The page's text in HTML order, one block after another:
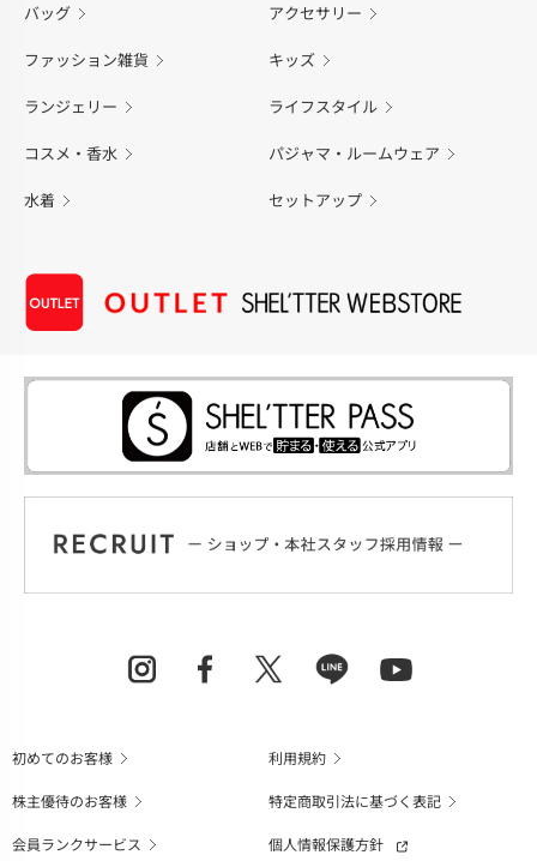
バッグ アクセサリー
ファッション雑貨 キッズ
ランジェリー ライフスタイル
コスメ・香水 パジャマ・ルームウェア
水着 セットアップ
初めてのお客様
利用規約
株主優待のお客様
特定商取引法に基づく表記
会員ランクサービス
個人情報保護方針